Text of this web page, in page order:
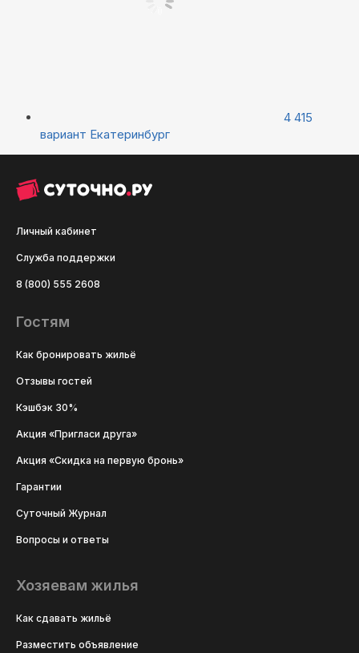
4 415
вариант Екатеринбург
Личный кабинет
Служба поддержки
8 (800) 555 2608
Гостям
Как бронировать жильё
Отзывы гостей
Кэшбэк 30%
Акция «Пригласи друга»
Акция «Скидка на первую бронь»
Гарантии
Суточный Журнал
Вопросы и ответы
Хозяевам жилья
Как сдавать жильё
Разместить объявление